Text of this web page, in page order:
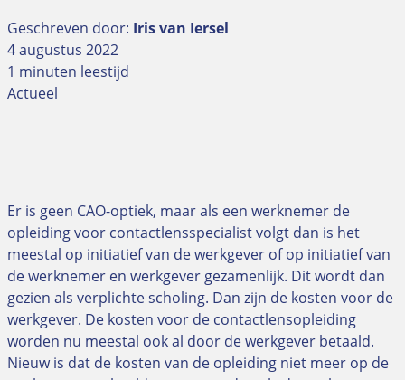
Geschreven door: Iris van Iersel
4 augustus 2022
1 minuten leestijd
Actueel
Er is geen CAO-optiek, maar als een werknemer de
opleiding voor contactlensspecialist volgt dan is het
meestal op initiatief van de werkgever of op initiatief van
de werknemer en werkgever gezamenlijk. Dit wordt dan
gezien als verplichte scholing. Dan zijn de kosten voor de
werkgever. De kosten voor de contactlensopleiding
worden nu meestal ook al door de werkgever betaald.
Nieuw is dat de kosten van de opleiding niet meer op de